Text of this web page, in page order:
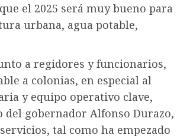
el 2025 será muy bueno para
urbana, agua potable,
a regidores y funcionarios,
a colonias, en especial al
y equipo operativo clave,
gobernador Alfonso Durazo,
tal como ha empezado